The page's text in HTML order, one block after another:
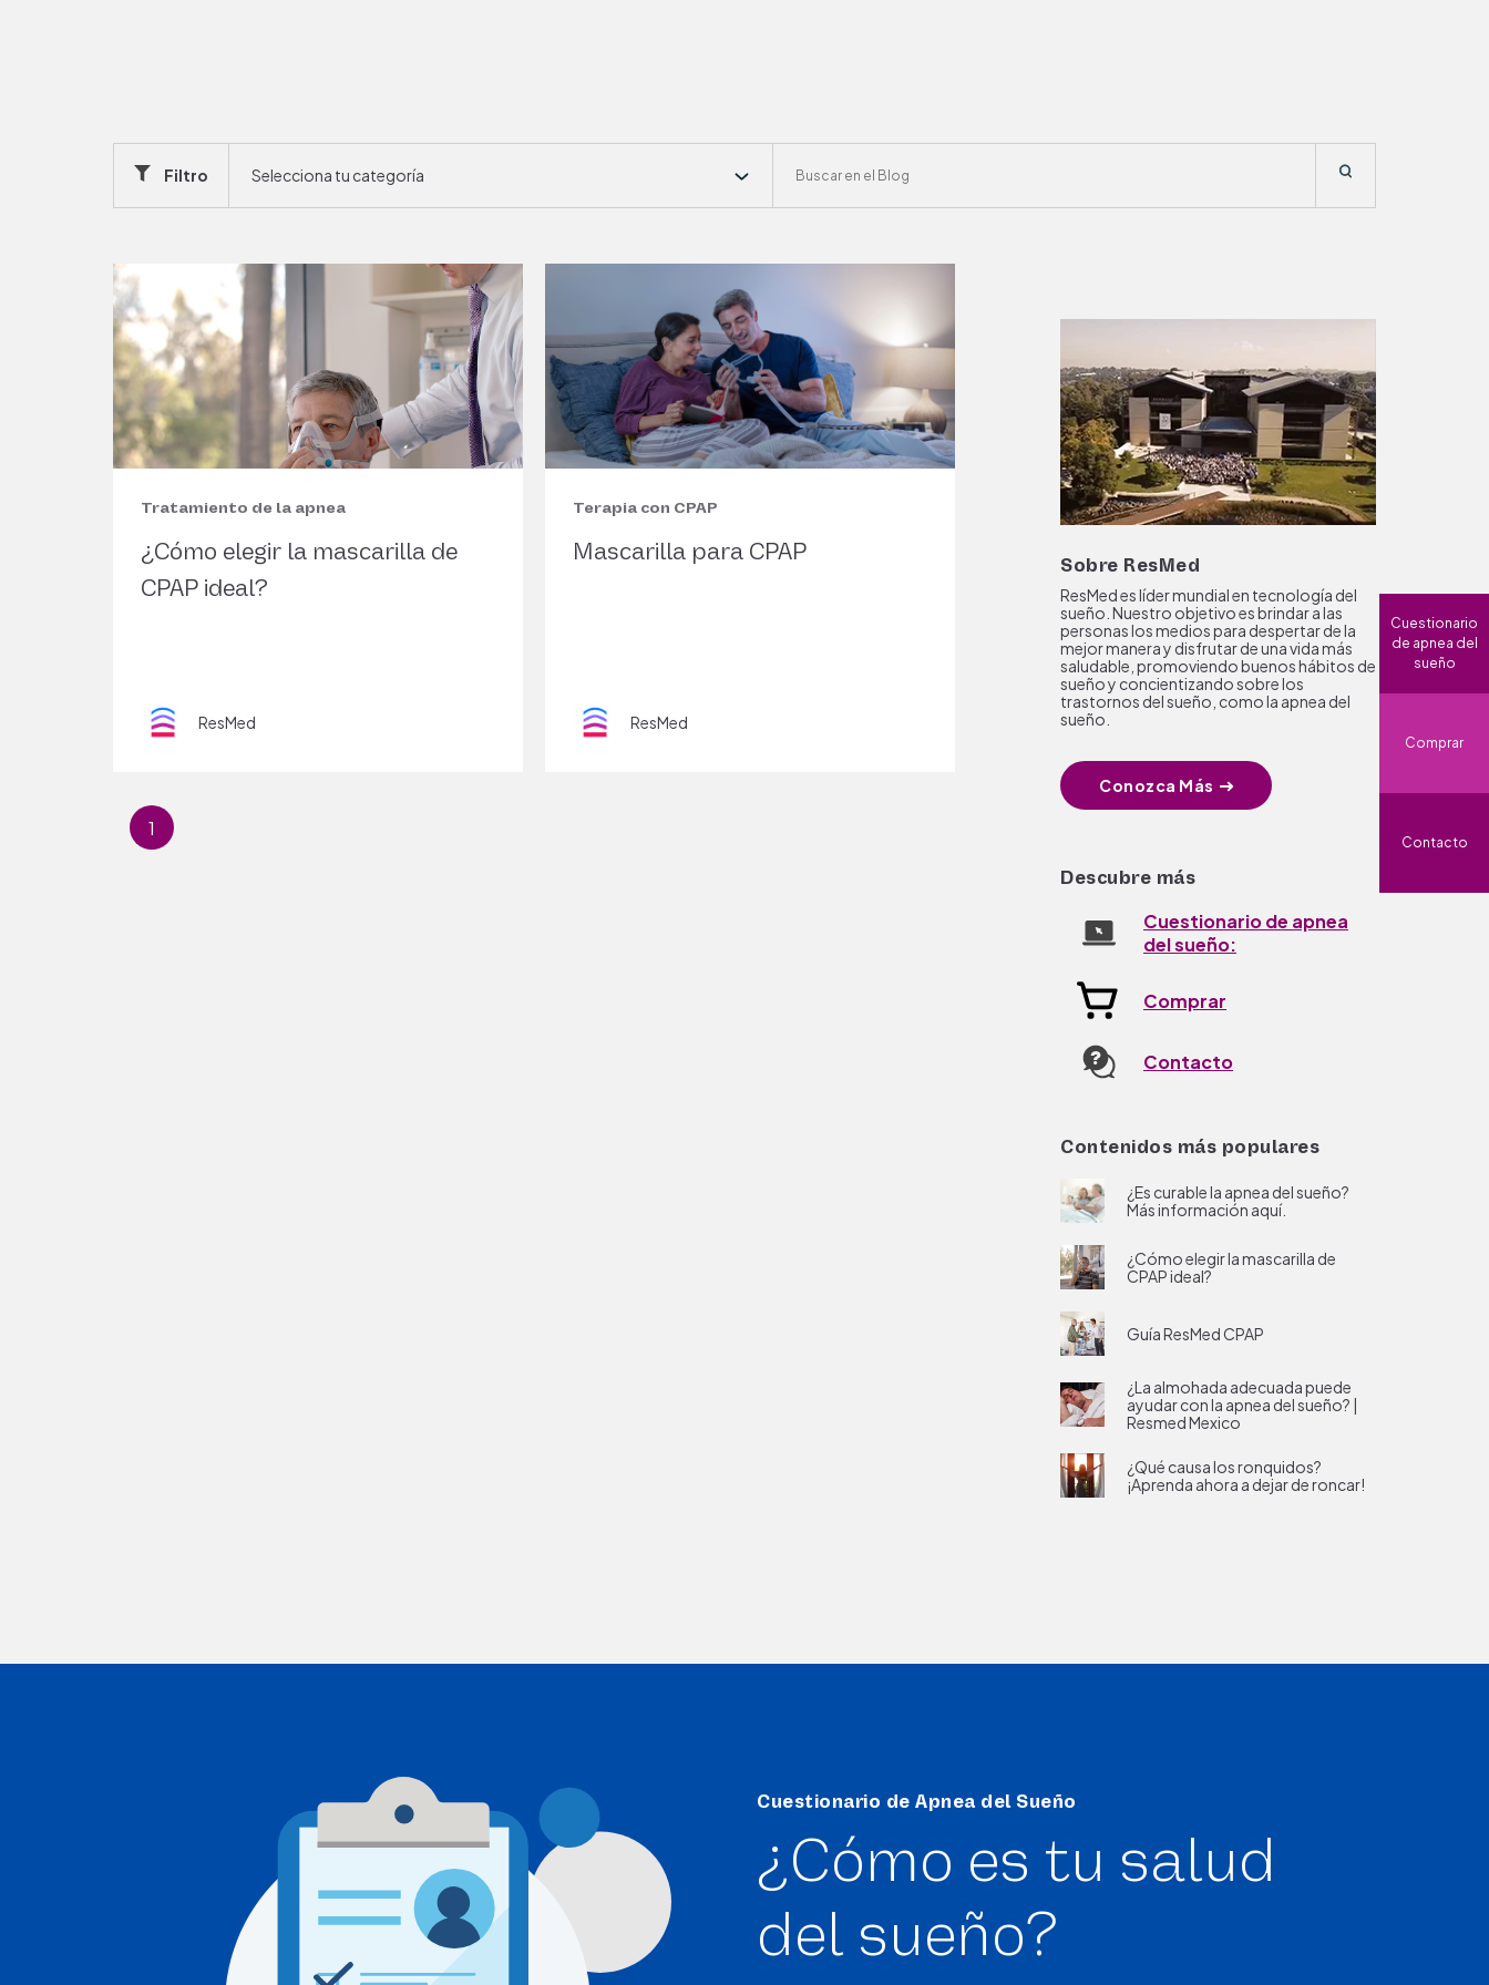
Cuestionario
de apnea del
sueño
Comprar
Contacto
Filtro Selecciona tu categoría
Tratamiento de la apnea
¿Cómo elegir la mascarilla de
CPAP ideal?
ResMed
Terapia con CPAP
Mascarilla para CPAP
ResMed
1
Sobre ResMed
ResMed es líder mundial en tecnología del
sueño. Nuestro objetivo es brindar a las
personas los medios para despertar de la
mejor manera y disfrutar de una vida más
saludable, promoviendo buenos hábitos de
sueño y concientizando sobre los
trastornos del sueño, como la apnea del
sueño.
Conozca Más
Descubre más
Cuestionario de apnea
del sueño:
Comprar
Contacto
Contenidos más populares
¿Es curable la apnea del sueño?
Más información aquí.
¿Cómo elegir la mascarilla de
CPAP ideal?
Guía ResMed CPAP
¿La almohada adecuada puede
ayudar con la apnea del sueño? |
Resmed Mexico
¿Qué causa los ronquidos?
¡Aprenda ahora a dejar de roncar!
Cuestionario de Apnea del Sueño
¿Cómo es tu salud
del sueño?